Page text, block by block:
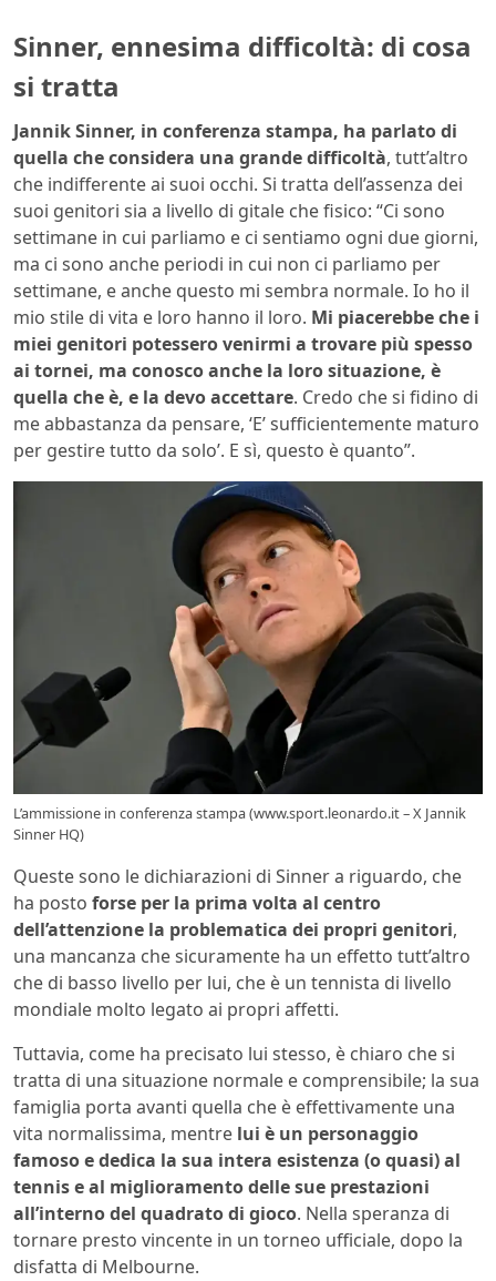
Sinner, ennesima difficoltà: di cosa
si tratta
Jannik Sinner, in conferenza stampa, ha parlato di
quella che considera una grande difficoltà, tutt’altro
che indifferente ai suoi occhi. Si tratta dell’assenza dei
suoi genitori sia a livello di gitale che fisico: “Ci sono
settimane in cui parliamo e ci sentiamo ogni due giorni,
ma ci sono anche periodi in cui non ci parliamo per
settimane, e anche questo mi sembra normale. Io ho il
mio stile di vita e loro hanno il loro. Mi piacerebbe che i
miei genitori potessero venirmi a trovare più spesso
ai tornei, ma conosco anche la loro situazione, è
quella che è, e la devo accettare. Credo che si fidino di
me abbastanza da pensare, ‘E’ sufficientemente maturo
per gestire tutto da solo’. E sì, questo è quanto”.
L’ammissione in conferenza stampa (www.sport.leonardo.it – X Jannik
Sinner HQ)
Queste sono le dichiarazioni di Sinner a riguardo, che
ha posto forse per la prima volta al centro
dell’attenzione la problematica dei propri genitori,
una mancanza che sicuramente ha un effetto tutt’altro
che di basso livello per lui, che è un tennista di livello
mondiale molto legato ai propri affetti.
Tuttavia, come ha precisato lui stesso, è chiaro che si
tratta di una situazione normale e comprensibile; la sua
famiglia porta avanti quella che è effettivamente una
vita normalissima, mentre lui è un personaggio
famoso e dedica la sua intera esistenza (o quasi) al
tennis e al miglioramento delle sue prestazioni
all’interno del quadrato di gioco. Nella speranza di
tornare presto vincente in un torneo ufficiale, dopo la
disfatta di Melbourne.